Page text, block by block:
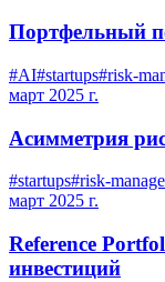
Портфельный
#AI#startups#risk-
март 2025 г.
Асимметрия
#startups#risk-
март 2025 г.
Reference
инвестиций